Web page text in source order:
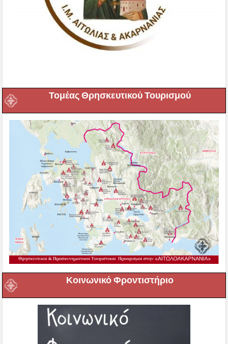
Τομέας Θρησκευτικού Τουρισμού
Κοινωνικό Φροντιστήριο